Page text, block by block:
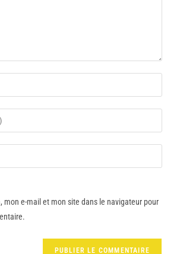
mon e-mail et mon site dans le navigateur pour